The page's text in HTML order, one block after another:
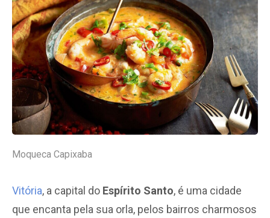
Moqueca Capixaba
Vitória, a capital do Espírito Santo, é uma cidade
que encanta pela sua orla, pelos bairros charmosos